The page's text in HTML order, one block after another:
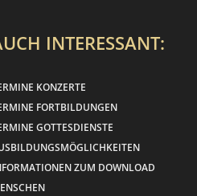
INTERESSANT:
KONZERTE
FORTBILDUNGEN
GOTTESDIENSTE
ZUM DOWNLOAD